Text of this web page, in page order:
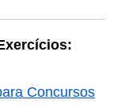
Concursos